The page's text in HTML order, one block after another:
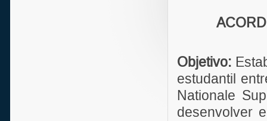
Objetivo:
estudantil
Nationale
desenvolver